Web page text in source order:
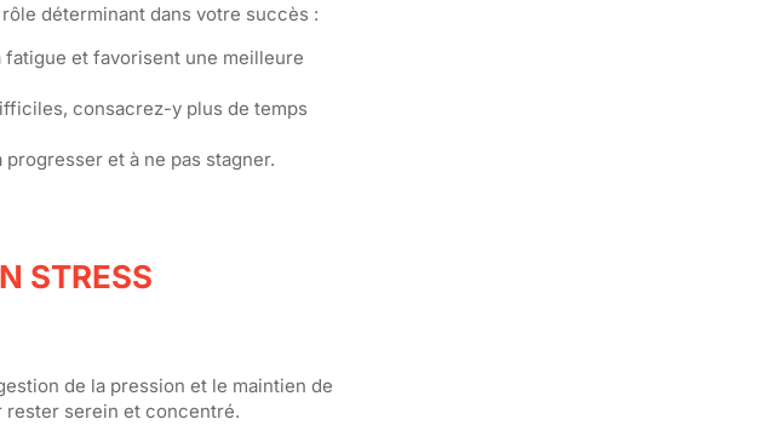
déterminant dans votre succès :
et favorisent une meilleure
consacrez-y plus de temps
et à ne pas stagner.
STRESS
de la pression et le maintien de
serein et concentré.